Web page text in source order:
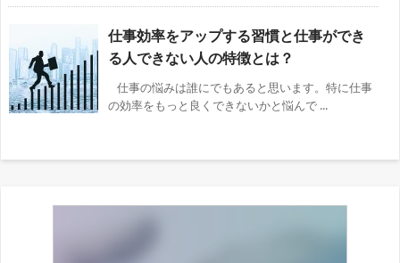
仕事効率をアップする習慣と仕事ができ
る人できない人の特徴とは？
仕事の悩みは誰にでもあると思います。特に仕事
の効率をもっと良くできないかと悩んで ...